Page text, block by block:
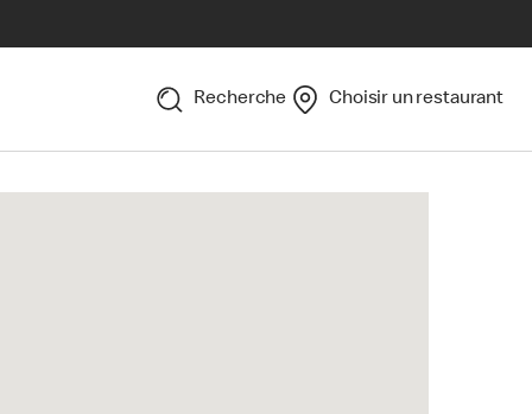
Recherche Choisir un restaurant